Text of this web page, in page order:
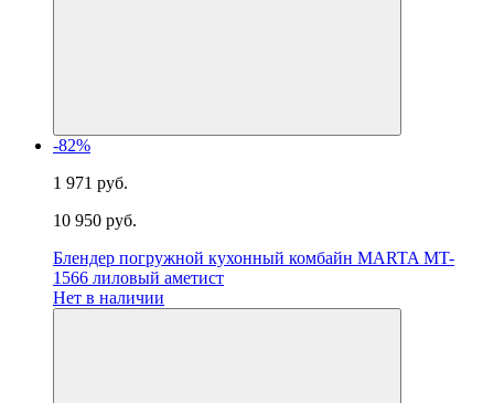
-82%
1 971 руб.
10 950 руб.
Блендер погружной кухонный комбайн MARTA MT-
1566 лиловый аметист
Нет в наличии